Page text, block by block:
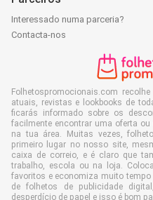
Interessado numa parceria?
Contacta-nos
Folhetospromocionais.com
atuais, revistas e lookbooks de
ficarás informado sobre os
facilmente encontrar uma oferta
na tua área. Muitas vezes,
primeiro lugar no nosso site,
caixa de correio, e é claro que
trabalho, escola ou na loja.
favoritos e economiza muito
de folhetos de publicidade
desperdício de papel e isso é bom